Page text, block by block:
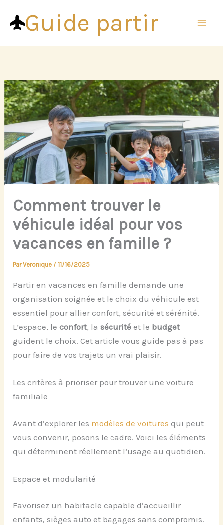
contenuGuide partir
Comment trouver le
véhicule idéal pour vos
vacances en famille ?
ParVeronique /11/16/2025
Partir en vacances en famille demande une
organisation soignée et le choix du véhicule est
essentiel pour allier confort, sécurité et sérénité.
L’espace, leconfort, lasécurité et le budget
guident le choix. Cet article vous guide pas à pas
pour faire de vos trajets un vrai plaisir.
Les critères à prioriser pour trouver une voiture
familiale
Avant d’explorer les modèles de voitures qui peut
vous convenir, posons le cadre. Voici les éléments
qui déterminent réellement l’usage au quotidien.
Espace et modularité
Favorisez un habitacle capable d’accueillir
enfants, sièges auto et bagages sans compromis.